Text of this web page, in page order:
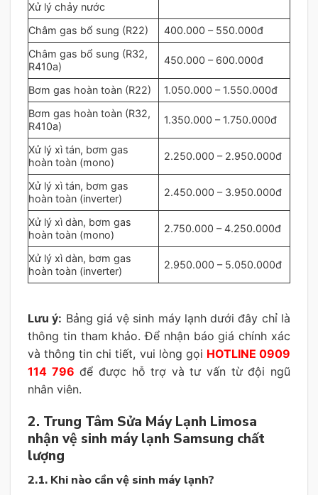
Xử lý chảy nước
Châm gas bổ sung (R22)
400.000 – 550.000đ
Châm gas bổ sung (R32,
R410a)
450.000 – 600.000đ
Bơm gas hoàn toàn (R22)
1.050.000 – 1.550.000đ
Bơm gas hoàn toàn (R32,
R410a)
1.350.000 – 1.750.000đ
Xử lý xì tán, bơm gas
hoàn toàn (mono)
2.250.000 – 2.950.000đ
Xử lý xì tán, bơm gas
hoàn toàn (inverter)
2.450.000 – 3.950.000đ
Xử lý xì dàn, bơm gas
hoàn toàn (mono)
2.750.000 – 4.250.000đ
Xử lý xì dàn, bơm gas
hoàn toàn (inverter)
2.950.000 – 5.050.000đ
Lưu ý: Bảng giá vệ sinh máy lạnh dưới đây chỉ là
thông tin tham khảo. Để nhận báo giá chính xác
và thông tin chi tiết, vui lòng gọi HOTLINE 0909
114 796 để được hỗ trợ và tư vấn từ đội ngũ
nhân viên.
2. Trung Tâm Sửa Máy Lạnh Limosa
nhận vệ sinh máy lạnh Samsung chất
lượng
2.1. Khi nào cần vệ sinh máy lạnh?